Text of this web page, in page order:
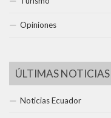
Opiniones
ÚLTIMAS NOTICIAS
Noticias Ecuador